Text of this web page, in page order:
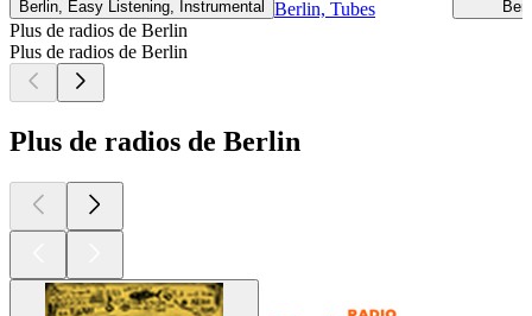
Berlin, Easy Listening, Instrumental
Berlin, Tubes
Plus de radios de Berlin
Plus de radios de Berlin
Plus de radios de Berlin